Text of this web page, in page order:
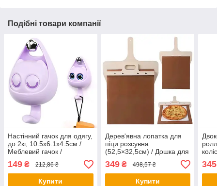
Подібні товари компанії
Настінний гачок для одягу,
до 2кг, 10.5х6.1х4.5см /
Меблевий гачок /
ключів
149 ₴ 212,86 ₴
Купити
Дерев'явна лопатка для
піци розсувна
(52,5×32,5см) / Дошка для
піци / Дошка-підставка під
піцу
349₴ 498,57 ₴
Купити
345